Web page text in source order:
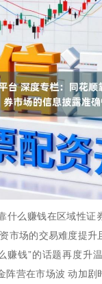
什么赚钱在区域性证
市场的交易难度提升
赚钱”的话题再度升
阵营在市场波 动加剧